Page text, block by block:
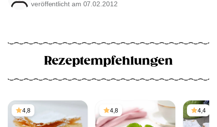
veröffentlicht am 07.02.2012
Rezeptempfehlungen
4,8 4,8 4,4